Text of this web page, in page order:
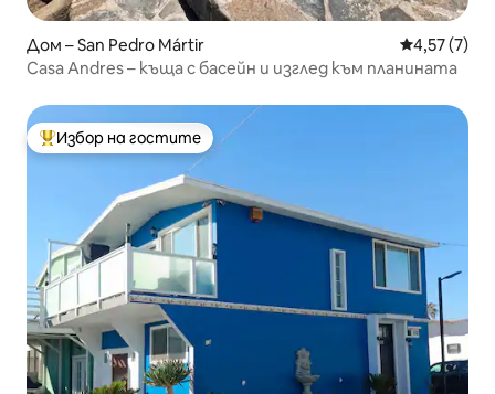
Дом – San Pedro Mártir Средна
4,57 (7)
Casa Andres – къща с басейн и изглед към планината
Най-популярен избор на гостите
Избор на гостите